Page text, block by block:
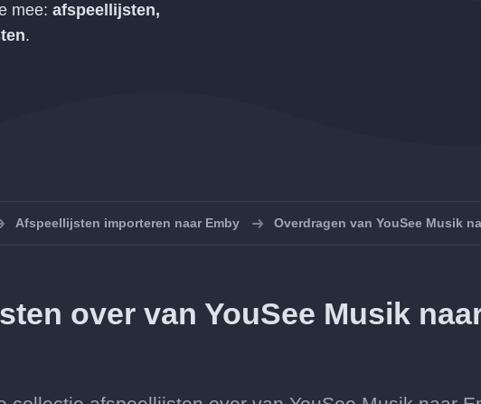
mee: afspeellijsten,
.
Afspeellijsten importeren naar Emby Overdragen van YouSee Musik
over van YouSee Musik